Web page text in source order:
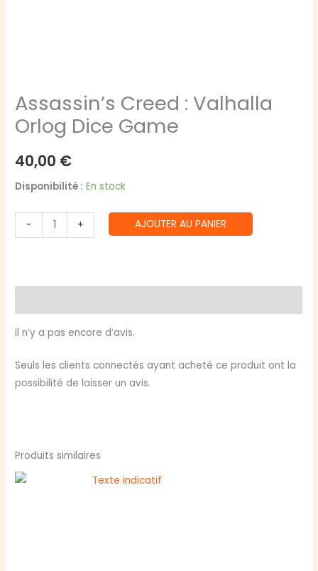
Assassin’s Creed : Valhalla
Orlog Dice Game
40,00 €
Disponibilité : En stock
-
quantité
de
Orlog
Game
+ AJOUTER AU PANIER
Il n’y a pas encore d’avis.
Seuls les clients connectés ayant acheté ce produit ont la
possibilité de laisser un avis.
Produits similaires